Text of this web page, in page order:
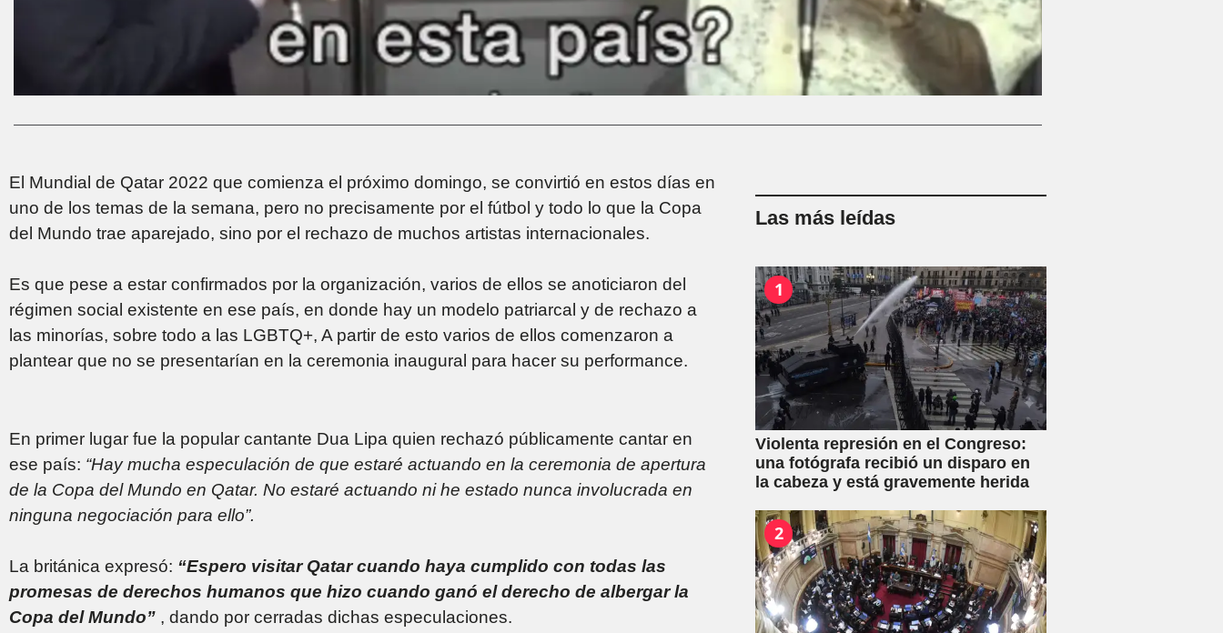
El Mundial de Qatar 2022 que comienza el próximo domingo, se convirtió en estos días en
uno de los temas de la semana, pero no precisamente por el fútbol y todo lo que la Copa
del Mundo trae aparejado, sino por el rechazo de muchos artistas internacionales.
Es que pese a estar confirmados por la organización, varios de ellos se anoticiaron del
régimen social existente en ese país, en donde hay un modelo patriarcal y de rechazo a
las minorías, sobre todo a las LGBTQ+, A partir de esto varios de ellos comenzaron a
plantear que no se presentarían en la ceremonia inaugural para hacer su performance.
En primer lugar fue la popular cantante Dua Lipa quien rechazó públicamente cantar en
ese país: “Hay mucha especulación de que estaré actuando en la ceremonia de apertura
de la Copa del Mundo en Qatar. No estaré actuando ni he estado nunca involucrada en
ninguna negociación para ello”.
La británica expresó: “Espero visitar Qatar cuando haya cumplido con todas las
promesas de derechos humanos que hizo cuando ganó el derecho de albergar la
Copa del Mundo” , dando por cerradas dichas especulaciones.
Las más leídas
1
Violenta represión en el Congreso:
una fotógrafa recibió un disparo en
la cabeza y está gravemente herida
2